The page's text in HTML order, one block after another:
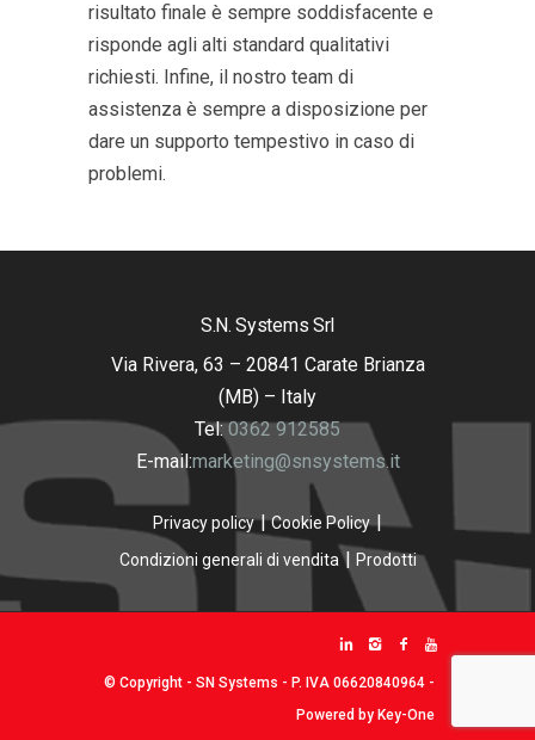
risultato finale è sempre soddisfacente e
risponde agli alti standard qualitativi
richiesti. Infine, il nostro team di
assistenza è sempre a disposizione per
dare un supporto tempestivo in caso di
problemi.
S.N. Systems Srl
Via Rivera, 63 – 20841 Carate Brianza
(MB) – Italy
Tel:0362 912585
E-mail:marketing@snsystems.it
Privacy policy
Cookie Policy
Condizioni generali di vendita
Prodotti
© Copyright - SN Systems - P. IVA 06620840964 -
Powered by Key-One